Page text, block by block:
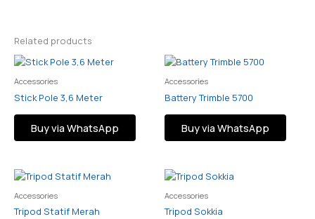
Related products
Accessories
Stick Pole 3,6 Meter
Buy via WhatsApp
Accessories
Battery Trimble 5700
Buy via WhatsApp
Accessories
Tripod Statif Merah
Accessories
Tripod Sokkia